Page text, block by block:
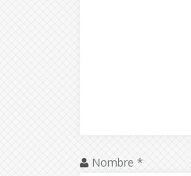
Nombre *